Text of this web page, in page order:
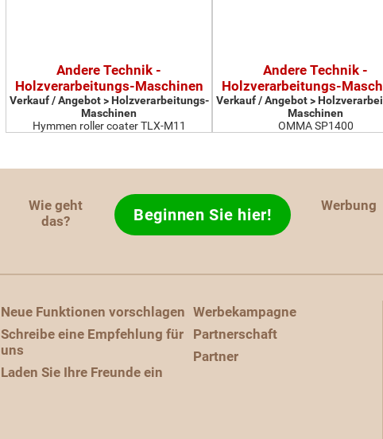
Andere Technik -
Holzverarbeitungs-Maschinen
Verkauf / Angebot > Holzverarbeitungs-
Maschinen
Hymmen roller coater TLX-M11
Andere Technik -
Holzverarbeitungs-
Verkauf / Angebot >
Maschinen
OMMA SP1400
Wie geht
das?
Beginnen Sie hier! Werbung
Neue Funktionen vorschlagen
Schreibe eine Empfehlung für
uns
Laden Sie Ihre Freunde ein
Werbekampagne
Partnerschaft
Partner